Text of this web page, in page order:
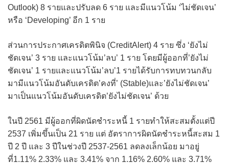
Outlook) 8 รายและปรับลด 6 ราย และมีแนวโน้ม ‘ไม่ชัดเจน’
หรือ ‘Developing’ อีก 1 ราย
ส่วนการประกาศเครดิตพินิจ (CreditAlert) 4 ราย ซึ่ง ‘ยังไม่
ชัดเจน’ 3 ราย และแนวโน้ม’ลบ’ 1 ราย โดยมีผู้ออกที่’ยังไม่
ชัดเจน’ 1 รายและแนวโน้ม’ลบ’1 รายได้รับการทบทวนกลับ
มามีแนวโน้มอันดับเครดิต’คงที่’ (Stable)และ’ยังไม่ชัดเจน’
มาเป็นแนวโน้มอันดับเครดิต’ยังไม่ชัดเจน’ ด้วย
ในปี 2561 มีผู้ออกที่ผิดนัดชำระหนี้ 1 รายทำให้สะสมตั้งแต่ปี
2537 เพิ่มขึ้นเป็น 21 ราย แต่ อัตราการผิดนัดชำระหนี้สะสม 1
ปี 2 ปี และ 3 ปีในช่วงปี 2537-2561 ลดลงเล็กน้อย มาอยู่
ที่1.11% 2.33% และ 3.41% จาก 1.16% 2.60% และ 3.71%